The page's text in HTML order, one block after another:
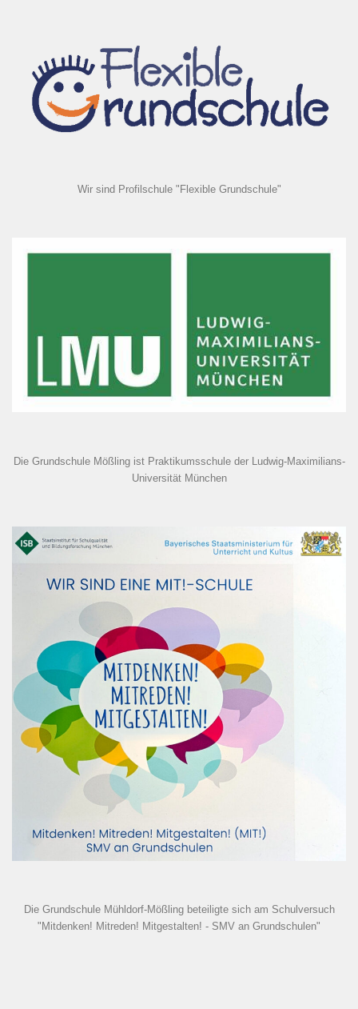
Wir sind Profilschule "Flexible Grundschule"
Die Grundschule Mößling ist Praktikumsschule der Ludwig-Maximilians-
Universität München
Die Grundschule Mühldorf-Mößling beteiligte sich am Schulversuch
"Mitdenken! Mitreden! Mitgestalten! - SMV an Grundschulen"